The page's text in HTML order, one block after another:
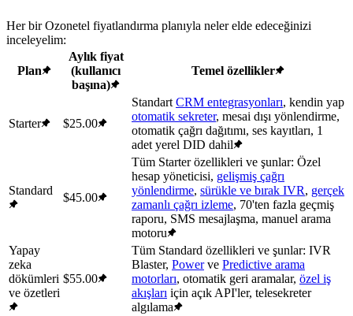
Her bir Ozonetel fiyatlandırma planıyla neler elde edeceğinizi
inceleyelim:
Plan
Aylık fiyat
(kullanıcı
başına)
Temel özellikler
Starter $25.00
Standart CRM entegrasyonları, kendin yap
otomatik sekreter, mesai dışı yönlendirme,
otomatik çağrı dağıtımı, ses kayıtları, 1
adet yerel DID dahil
Standard
$45.00
Tüm Starter özellikleri ve şunlar: Özel
hesap yöneticisi, gelişmiş çağrı
yönlendirme, sürükle ve bırak IVR, gerçek
zamanlı çağrı izleme, 70'ten fazla geçmiş
raporu, SMS mesajlaşma, manuel arama
motoru
Yapay
zeka
dökümleri
ve özetleri
$55.00
Tüm Standard özellikleri ve şunlar: IVR
Blaster, Powerve Predictive arama
motorları, otomatik geri aramalar, özel iş
akışları için açık API'ler, telesekreter
algılama